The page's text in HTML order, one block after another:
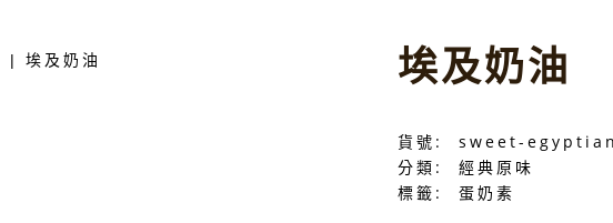
| 埃及奶油 埃及奶油
貨號:
sweet-
分類:
經典原味
標籤:
蛋奶素